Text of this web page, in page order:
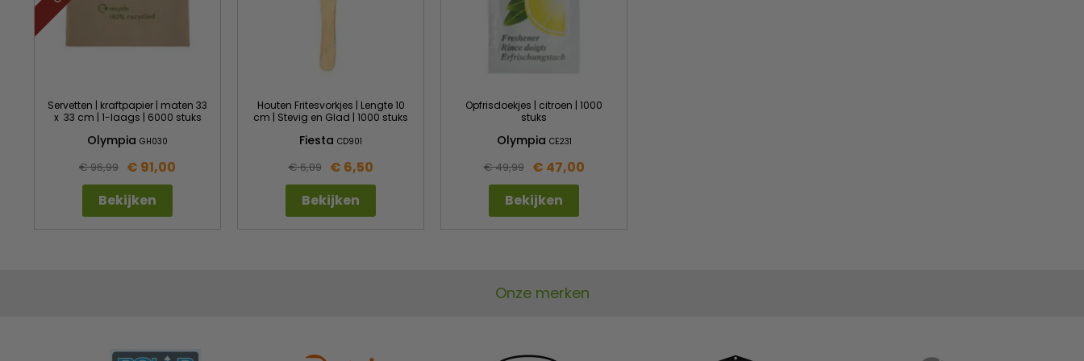
Servetten | kraftpapier | maten 33
x 33 cm | 1-laags | 6000 stuks
Olympia GH030
€ 96,99 € 91,00
Bekijken
Houten Fritesvorkjes | Lengte 10
cm | Stevig en Glad | 1000 stuks
Fiesta CD901
€ 6,89
€ 6,50
Bekijken
Opfrisdoekjes | citroen | 1000
stuks
Olympia CE231
€ 49,99
€ 47,00
Bekijken
Onze merken